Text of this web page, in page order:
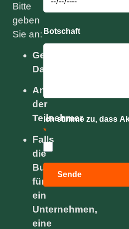
Bitte
geben
Sie an:
Gewünschtes
Datum
Anzahl
der
Teilnehmer
Falls
die
Buchung
für
ein
Unternehmen,
eine
Botschaft
Ich stimme zu, dass
*
Sende